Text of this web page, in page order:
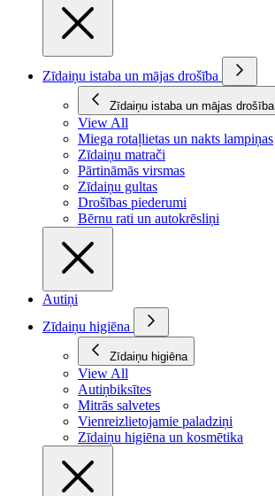
Zīdaiņu istaba un mājas drošība
Zīdaiņu istaba un mājas drošība
View All
Miega rotaļlietas un nakts lampiņas
Zīdaiņu matrači
Pārtināmās virsmas
Zīdaiņu gultas
Drošības piederumi
Bērnu rati un autokrēsliņi
Autiņi
Zīdaiņu higiēna
Zīdaiņu higiēna
View All
Autiņbiksītes
Mitrās salvetes
Vienreizlietojamie paladziņi
Zīdaiņu higiēna un kosmētika